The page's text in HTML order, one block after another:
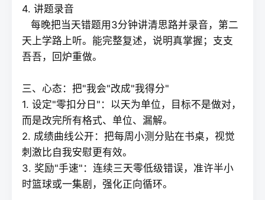
4. 讲题录音
每晚把当天错题用3分钟讲清思路并录音，第二
天上学路上听。能完整复述，说明真掌握；支支
吾吾，回炉重做。
三、心态：把"我会"改成"我得分"
1. 设定"零扣分日"：以天为单位，目标不是做对，
而是改完所有格式、单位、漏解。
2. 成绩曲线公开：把每周小测分贴在书桌，视觉
刺激比自我安慰更有效。
3. 奖励"手速"：连续三天零低级错误，准许半小
时篮球或一集剧，强化正向循环。